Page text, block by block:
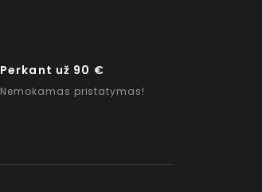
Perkant už 90 €
Nemokamas pristatymas!